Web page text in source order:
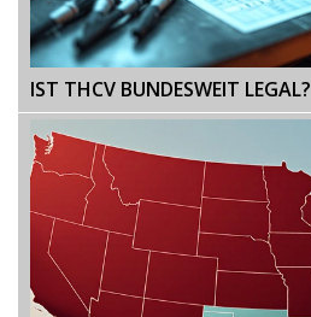
IST THCV BUNDESWEIT LEGAL?